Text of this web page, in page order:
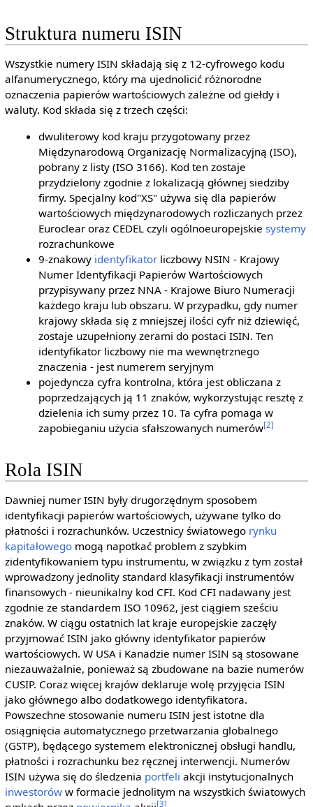
Struktura numeru ISIN
Wszystkie numery ISIN składają się z 12-cyfrowego kodu
alfanumerycznego, który ma ujednolicić różnorodne
oznaczenia papierów wartościowych zależne od giełdy i
waluty. Kod składa się z trzech części:
dwuliterowy kod kraju przygotowany przez
Międzynarodową Organizację Normalizacyjną (ISO),
pobrany z listy (ISO 3166). Kod ten zostaje
przydzielony zgodnie z lokalizacją głównej siedziby
firmy. Specjalny kod"XS" używa się dla papierów
wartościowych międzynarodowych rozliczanych przez
Euroclear oraz CEDEL czyli ogólnoeuropejskiesystemy
rozrachunkowe
9-znakowy identyfikator liczbowy NSIN - Krajowy
Numer Identyfikacji Papierów Wartościowych
przypisywany przez NNA - Krajowe Biuro Numeracji
każdego kraju lub obszaru. W przypadku, gdy numer
krajowy składa się z mniejszej ilości cyfr niż dziewięć,
zostaje uzupełniony zerami do postaci ISIN. Ten
identyfikator liczbowy nie ma wewnętrznego
znaczenia - jest numerem seryjnym
pojedyncza cyfra kontrolna, która jest obliczana z
poprzedzających ją 11 znaków, wykorzystując resztę z
dzielenia ich sumy przez 10. Ta cyfra pomaga w
zapobieganiu użycia sfałszowanych numerów[2]
Rola ISIN
Dawniej numer ISIN były drugorzędnym sposobem
identyfikacji papierów wartościowych, używane tylko do
płatności i rozrachunków. Uczestnicy światowego rynku
kapitałowegomogą napotkać problem z szybkim
zidentyfikowaniem typu instrumentu, w związku z tym został
wprowadzony jednolity standard klasyfikacji instrumentów
finansowych - nieunikalny kod CFI. Kod CFI nadawany jest
zgodnie ze standardem ISO 10962, jest ciągiem sześciu
znaków. W ciągu ostatnich lat kraje europejskie zaczęły
przyjmować ISIN jako główny identyfikator papierów
wartościowych. W USA i Kanadzie numer ISIN są stosowane
niezauważalnie, ponieważ są zbudowane na bazie numerów
CUSIP. Coraz więcej krajów deklaruje wolę przyjęcia ISIN
jako głównego albo dodatkowego identyfikatora.
Powszechne stosowanie numeru ISIN jest istotne dla
osiągnięcia automatycznego przetwarzania globalnego
(GSTP), będącego systemem elektronicznej obsługi handlu,
płatności i rozrachunku bez ręcznej interwencji. Numerów
ISIN używa się do śledzenia portfeli akcji instytucjonalnych
inwestoróww formacie jednolitym na wszystkich światowych
[3]